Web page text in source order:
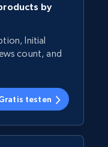
by
Initial
count, and
testen